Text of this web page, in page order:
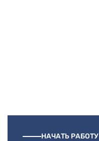
НАЧАТЬ РАБОТУ